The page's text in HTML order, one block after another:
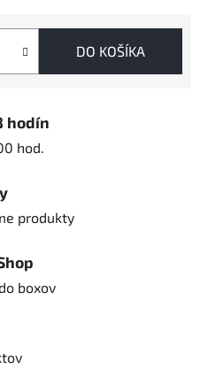
DO KOŠÍKA
hodín
hod.
produkty
boxov